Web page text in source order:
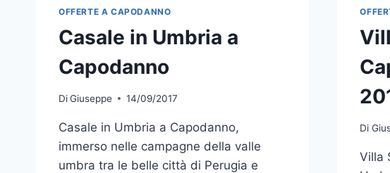
OFFERTE A CAPODANNO
Casale in Umbria a
Capodanno
DiGiuseppe 14/09/2017
Casale in Umbria a Capodanno,
immerso nelle campagne della valle
umbra tra le belle città di Perugia e
Di
Villa